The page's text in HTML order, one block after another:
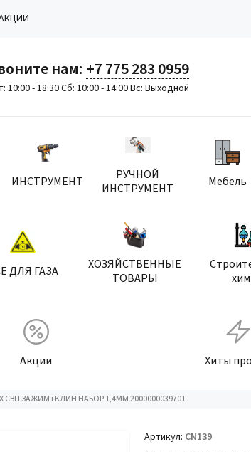
нам: +7 775 283 0959
10:00 - 18:30 Сб: 10:00 - 14:00 Вс: Выходной
ИНСТРУМЕНТ
РУЧНОЙ
ИНСТРУМЕНТ
Мебель
ДЛЯ ГАЗА
ХОЗЯЙСТВЕННЫЕ
ТОВАРЫ
Акции Хиты
СВП ЗАЖИМ+КЛИН НАБОР 1,4ММ 2000000039701
Артикул CN139